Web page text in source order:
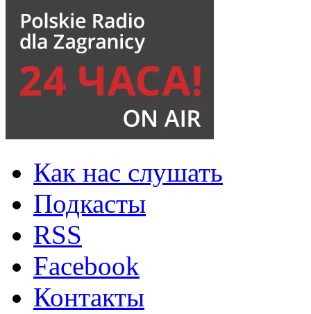
Как нас слушать
Подкасты
RSS
Facebook
Контакты